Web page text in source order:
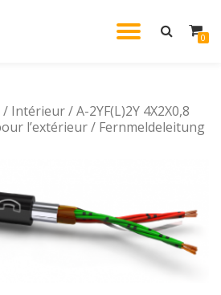
0
/ Intérieur/ A-2YF(L)2Y 4X2X0,8
l’extérieur / Fernmeldeleitung